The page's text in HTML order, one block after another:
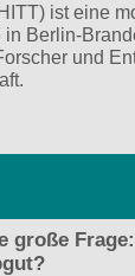
ist eine
Berlin-
und
große